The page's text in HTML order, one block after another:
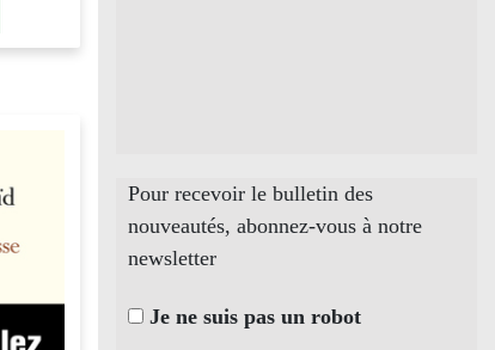
Pour recevoir le bulletin des
nouveautés, abonnez-vous à notre
newsletter
Je ne suis pas un robot